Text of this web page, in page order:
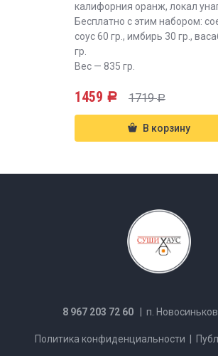
калифорния оранж, локал
Бесплатно с этим набором:
соус 60 гр., имбирь 30 гр.,
гр.
Вес — 835 гр.
1719Р
1459 Р
В корзину
8 967 203 72 60 | п.
Политика конфиденциальности